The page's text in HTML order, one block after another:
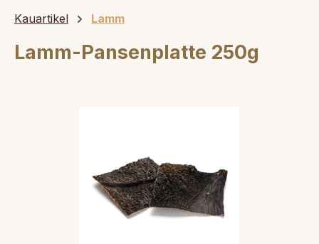
Kauartikel Lamm
Lamm-Pansenplatte 250g